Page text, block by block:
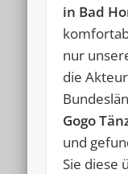
in Bad
nur
die
Gogo
und
Sie diese